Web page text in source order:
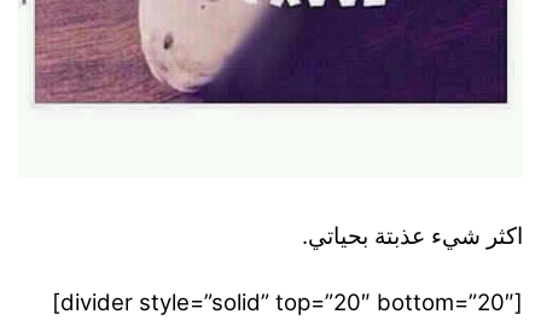
اكثر شيء عذبتة بحياتي.
[divider style=”solid” top=”20″ bottom=”20″]